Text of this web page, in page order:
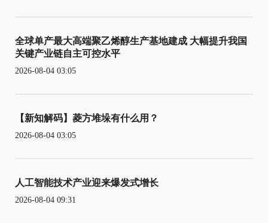
全球单产最大高端聚乙烯醇生产基地建成 大幅提升我国
关键产业链自主可控水平
2026-08-04 03:05
【新知解码】菱方堆垛有什么用？
2026-08-04 03:05
人工智能技术产业迎来爆发式增长
2026-08-04 09:31